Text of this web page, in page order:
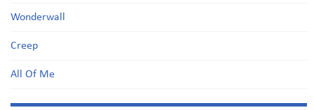
Wonderwall
Creep
All Of Me